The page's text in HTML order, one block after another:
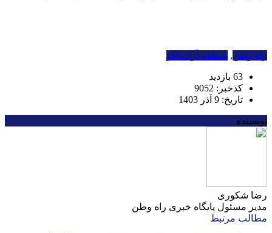
راه وطن, منطقه آزادماکو
63 بازدید
کدخبر: 9052
تاریخ: 9 آذر 1403
نویسنده
رضا شکوری
مدیر مسئول پایگاه خبری راه وطن
مطالب مرتبط